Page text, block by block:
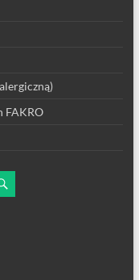
FAKRO